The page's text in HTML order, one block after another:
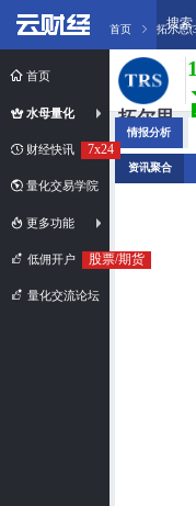
首页
水母量化
财经快讯 7x24
量化交易学院
更多功能
低佣开户 股票/期货
量化交流论坛
首页 拓尔思
搜索
拓尔思
300229
市值规模：
超小盘股
情报分析
分时资金分析
资讯聚合